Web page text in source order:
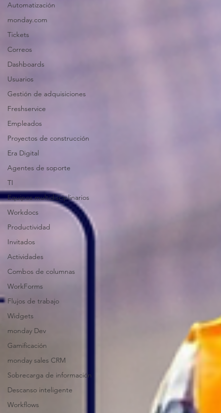
Automatización
monday.com
Tickets
Correos
Dashboards
Usuarios
Gestión de adquisiciones
Freshservice
Empleados
Proyectos de construcción
Era Digital
Agentes de soporte
TI
Equipos multidisciplinarios
Workdocs
Productividad
Invitados
Actividades
Combos de columnas
WorkForms
Flujos de trabajo
Widgets
monday Dev
Gamificación
monday sales CRM
Sobrecarga de información
Descanso inteligente
Workflows